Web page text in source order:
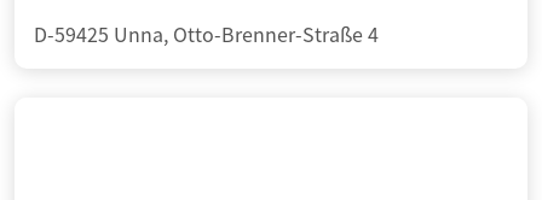
D-59425 Unna, Otto-Brenner-Straße 4